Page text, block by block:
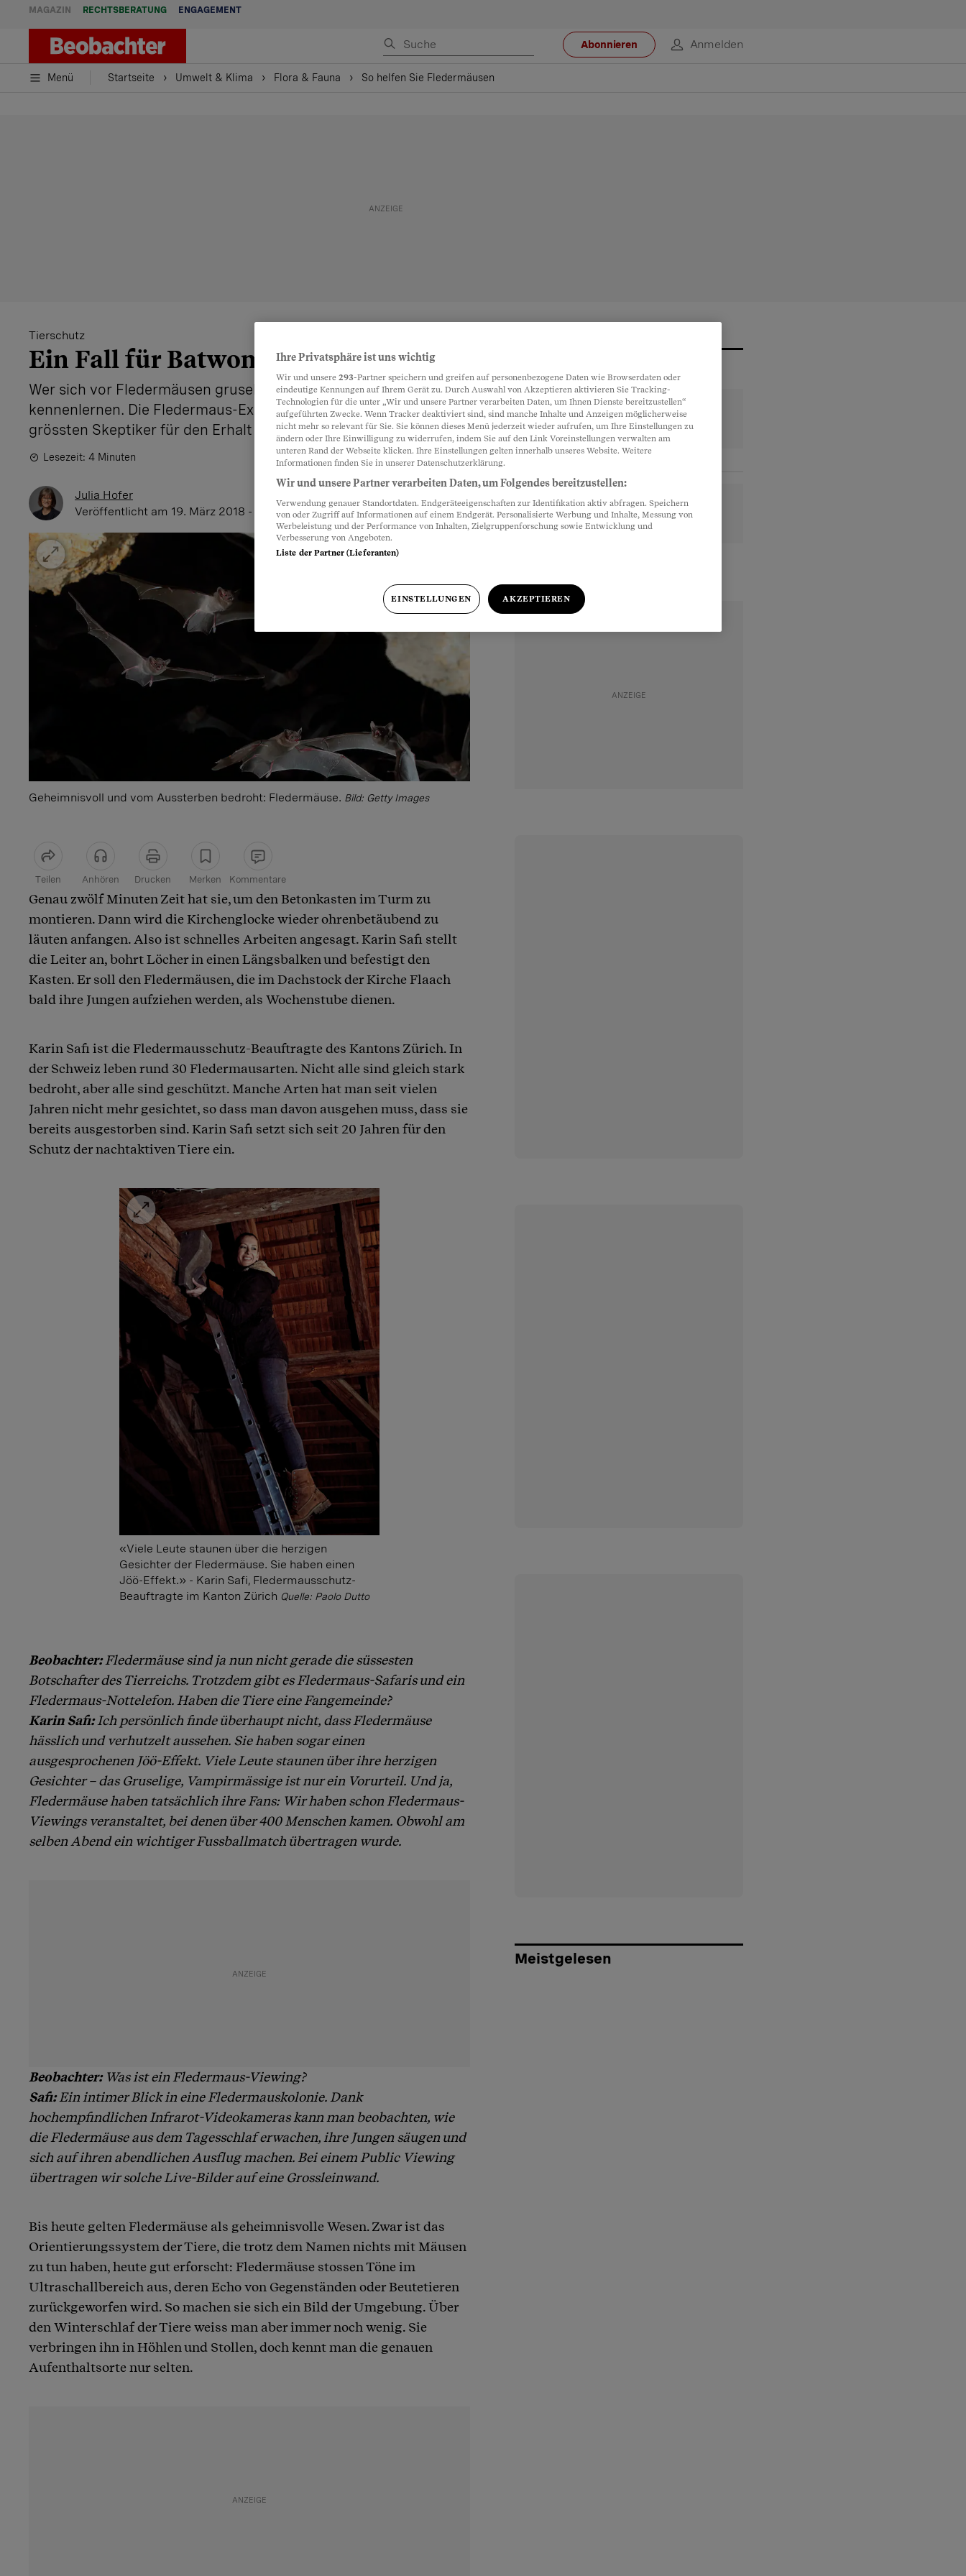
MAGAZIN RECHTSBERATUNG ENGAGEMENT
Abonnieren Anmelden
Menü Startseite Umwelt & Klima Flora & Fauna So helfen Sie Fledermäusen
Tierschutz
Ein Fall für Batwoman
Wer sich vor Fledermäusen gruselt, sollte unbedingt Karin Safi
kennenlernen. Die Fledermaus-Expertin begeistert selbst die
grössten Skeptiker für den Erhalt der bedrohten Tiere.
Lesezeit: 4 Minuten
Julia Hofer
Veröffentlicht am 19. März 2018 - 15:11 Uhr
Geheimnisvoll und vom Aussterben bedroht: Fledermäuse. Bild: Getty Images
Teilen Anhören Drucken Merken Kommentare
Artikel teilen
Genau zwölf Minuten Zeit hat sie, um den Betonkasten im Turm zu
montieren. Dann wird die Kirchenglocke wieder ohrenbetäubend zu
läuten anfangen. Also ist schnelles Arbeiten angesagt. Karin Safi stellt
die Leiter an, bohrt Löcher in einen Längsbalken und befestigt den
Kasten. Er soll den Fledermäusen, die im Dachstock der Kirche Flaach
bald ihre Jungen aufziehen werden, als Wochenstube dienen.
Karin Safi ist die Fledermausschutz-Beauftragte des Kantons Zürich. In
der Schweiz leben rund 30 Fledermausarten. Nicht alle sind gleich stark
bedroht, aber alle sind geschützt. Manche Arten hat man seit vielen
Jahren nicht mehr gesichtet, so dass man davon ausgehen muss, dass sie
bereits ausgestorben sind. Karin Safi setzt sich seit 20 Jahren für den
Schutz der nachtaktiven Tiere ein.
«Viele Leute staunen über die herzigen
Gesichter der Fledermäuse. Sie haben einen
Jöö-Effekt.» - Karin Safi, Fledermausschutz-
Beauftragte im Kanton Zürich Quelle: Paolo Dutto
Beobachter:Fledermäuse sind ja nun nicht gerade die süssesten
Botschafter des Tierreichs. Trotzdem gibt es Fledermaus-Safaris und ein
Fledermaus-Nottelefon. Haben die Tiere eine Fangemeinde?
Karin Safi:Ich persönlich finde überhaupt nicht, dass Fledermäuse
hässlich und verhutzelt aussehen. Sie haben sogar einen
ausgesprochenen Jöö-Effekt. Viele Leute staunen über ihre herzigen
Gesichter – das Gruselige, Vampirmässige ist nur ein Vorurteil. Und ja,
Fledermäuse haben tatsächlich ihre Fans: Wir haben schon Fledermaus-
Viewings veranstaltet, bei denen über 400 Menschen kamen. Obwohl am
selben Abend ein wichtiger Fussballmatch übertragen wurde.
Beobachter:Was ist ein Fledermaus-Viewing?
Safi:Ein intimer Blick in eine Fledermauskolonie. Dank
hochempfindlichen Infrarot-Videokameras kann man beobachten, wie
die Fledermäuse aus dem Tagesschlaf erwachen, ihre Jungen säugen und
sich auf ihren abendlichen Ausflug machen. Bei einem Public Viewing
übertragen wir solche Live-Bilder auf eine Grossleinwand.
Bis heute gelten Fledermäuse als geheimnisvolle Wesen. Zwar ist das
Orientierungssystem der Tiere, die trotz dem Namen nichts mit Mäusen
zu tun haben, heute gut erforscht: Fledermäuse stossen Töne im
Ultraschallbereich aus, deren Echo von Gegenständen oder Beutetieren
zurückgeworfen wird. So machen sie sich ein Bild der Umgebung. Über
den Winterschlaf der Tiere weiss man aber immer noch wenig. Sie
verbringen ihn in Höhlen und Stollen, doch kennt man die genauen
Aufenthaltsorte nur selten.
Meistgelesen
Ihre Privatsphäre ist uns wichtig
Wir und unsere 293-Partner speichern und greifen auf personenbezogene Daten wie Browserdaten oder
eindeutige Kennungen auf Ihrem Gerät zu. Durch Auswahl von Akzeptieren aktivieren Sie Tracking-
Technologien für die unter „Wir und unsere Partner verarbeiten Daten, um Ihnen Dienste bereitzustellen“
aufgeführten Zwecke. Wenn Tracker deaktiviert sind, sind manche Inhalte und Anzeigen möglicherweise
nicht mehr so relevant für Sie. Sie können dieses Menü jederzeit wieder aufrufen, um Ihre Einstellungen zu
ändern oder Ihre Einwilligung zu widerrufen, indem Sie auf den Link Voreinstellungen verwalten am
unteren Rand der Webseite klicken. Ihre Einstellungen gelten innerhalb unseres Website. Weitere
Informationen finden Sie in unserer Datenschutzerklärung.
Wir und unsere Partner verarbeiten Daten, um Folgendes bereitzustellen:
Verwendung genauer Standortdaten. Endgeräteeigenschaften zur Identifikation aktiv abfragen. Speichern
von oder Zugriff auf Informationen auf einem Endgerät. Personalisierte Werbung und Inhalte, Messung von
Werbeleistung und der Performance von Inhalten, Zielgruppenforschung sowie Entwicklung und
Verbesserung von Angeboten.
Liste der Partner (Lieferanten)
EINSTELLUNGEN AKZEPTIEREN